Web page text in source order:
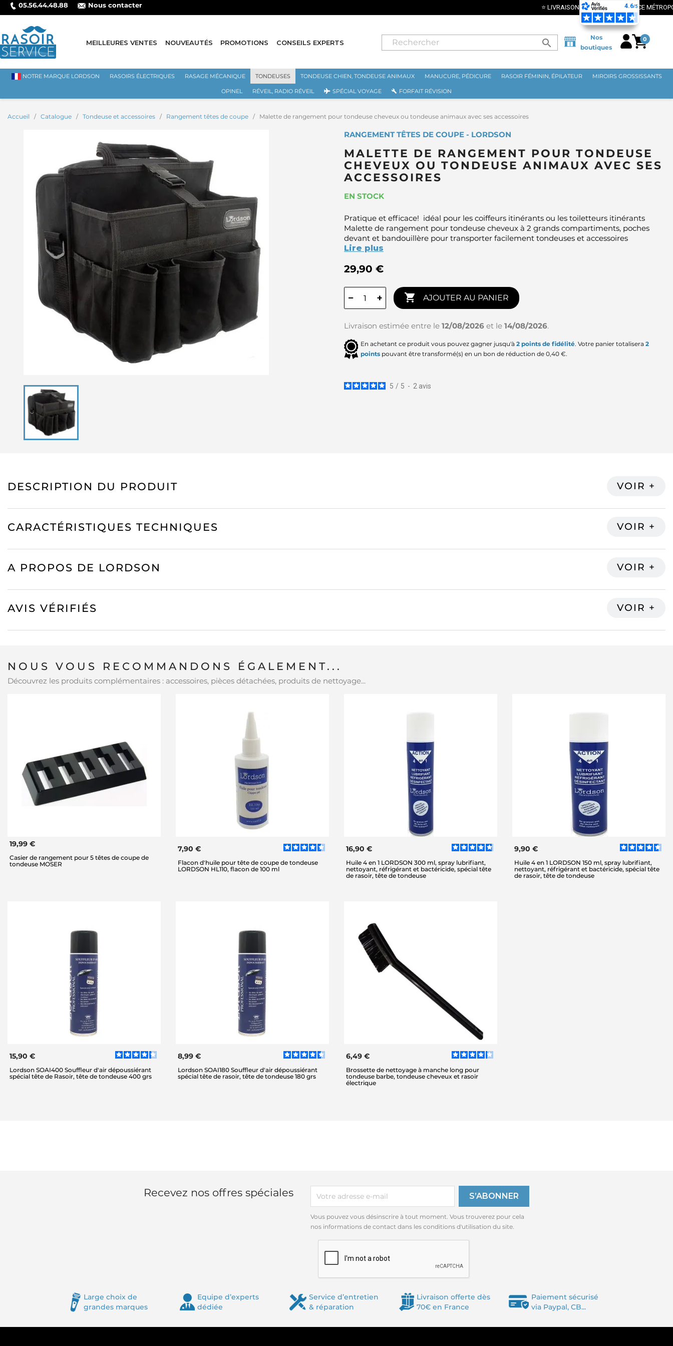
05.56.44.48.88 Nous contacter
MEILLEURES VENTES NOUVEAUTÉS PROMOTIONS CONSEILS EXPERTS search
Nos
boutiques
0
NOTRE MARQUE LORDSON RASOIRS ÉLECTRIQUES RASAGE MÉCANIQUE TONDEUSES TONDEUSE CHIEN, TONDEUSE ANIMAUX MANUCURE, PÉDICURE RASOIR FÉMININ, ÉPILATEUR MIROIRS GROSSISSANTS
OPINEL RÉVEIL, RADIO RÉVEIL SPÉCIAL VOYAGE FORFAIT RÉVISION
Accueil Catalogue Tondeuse et accessoires Rangement têtes de coupe Malette de rangement pour tondeuse cheveux ou tondeuse animaux avec ses accessoires
RANGEMENT TÊTES DE COUPE - LORDSON
MALETTE DE RANGEMENT POUR TONDEUSE
CHEVEUX OU TONDEUSE ANIMAUX AVEC SES
ACCESSOIRES
EN STOCK
Pratique et efficace! idéal pour les coiffeurs itinérants ou les toiletteurs itinérants
Malette de rangement pour tondeuse cheveux à 2 grands compartiments, poches
devant et bandouillère pour transporter facilement tondeuses et accessoires
Lire plus
29,90 €
− +  AJOUTER AU PANIER
Livraison estimée entre le 12/08/2026 et le 14/08/2026.
En achetant ce produit vous pouvez gagner jusqu'à 2 points de fidélité. Votre panier totalisera 2
points pouvant être transformé(s) en un bon de réduction de 0,40 €.
5 / 5 - 2 avis
DESCRIPTION DU PRODUIT
CARACTÉRISTIQUES TECHNIQUES
A PROPOS DE LORDSON
AVIS VÉRIFIÉS
NOUS VOUS RECOMMANDONS ÉGALEMENT...
Découvrez les produits complémentaires : accessoires, pièces détachées, produits de nettoyage...
19,99 €
Casier de rangement pour 5 têtes de coupe de
tondeuse MOSER
7,90 €
Flacon d'huile pour tête de coupe de tondeuse
LORDSON HL110, flacon de 100 ml
16,90 €
Huile 4 en 1 LORDSON 300 ml, spray lubrifiant,
nettoyant, réfrigérant et bactéricide, spécial tête
de rasoir, tête de tondeuse
9,90 €
Huile 4 en 1 LORDSON 150 ml, spray lubrifiant,
nettoyant, réfrigérant et bactéricide, spécial tête
de rasoir, tête de tondeuse
15,90 €
Lordson SOAI400 Souffleur d'air dépoussiérant
spécial tête de Rasoir, tête de tondeuse 400 grs
8,99 €
Lordson SOAI180 Souffleur d'air dépoussiérant
spécial tête de rasoir, tête de tondeuse 180 grs
6,49 €
Brossette de nettoyage à manche long pour
tondeuse barbe, tondeuse cheveux et rasoir
électrique
Recevez nos offres spéciales
Vous pouvez vous désinscrire à tout moment. Vous trouverez pour cela
nos informations de contact dans les conditions d'utilisation du site.
Large choix de
grandes marques
Equipe d’experts
dédiée
Service d’entretien
& réparation
Livraison offerte dès
70€ en France
Paiement sécurisé
via Paypal, CB...